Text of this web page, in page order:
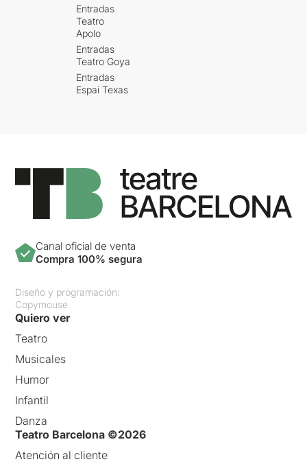
Entradas
Teatro
Apolo
Entradas
Teatro Goya
Entradas
Espai Texas
Canal oficial de venta
Compra 100% segura
Diseño y programación:
Copymouse
Quiero ver
Teatro
Musicales
Humor
Infantil
Danza
Teatro Barcelona ©2026
Atención al cliente